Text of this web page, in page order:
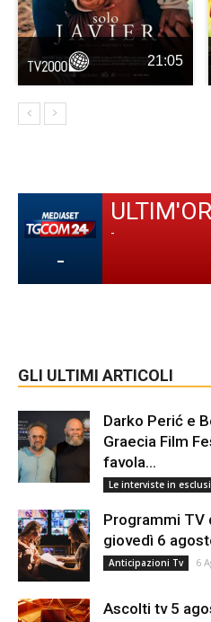
21:05
-
-
GLI ULTIMI ARTICOLI
Darko Perić e
Graecia Film
favola...
Le interviste in
Programmi TV
giovedì 6
Anticipazioni Tv 6
Ascolti tv 5